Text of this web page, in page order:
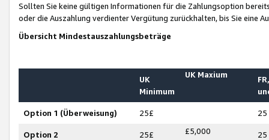
Sollten Sie keine gültigen Informationen für die Zahlungsoption
oder die Auszahlung verdienter Vergütung zurückhalten, bis Sie
Übersicht Mindestauszahlungsbeträge
UK
Minimum
UK Maxium
Option 1 (Überweisung) 25£ 25
Option 2
25£ £5,000 25